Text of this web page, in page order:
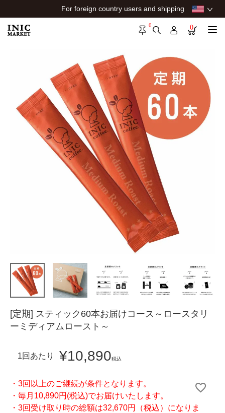
For foreign country users and shipping
0 0
[定期] スティック60本お届けコース～ロースタリ
ーミディアムロースト～
1回あたり ¥10,890税込
・3回以上のご継続が条件となります。
・毎月10,890円(税込)でお届けいたします。
・3回受け取り時の総額は32,670円（税込）になりま